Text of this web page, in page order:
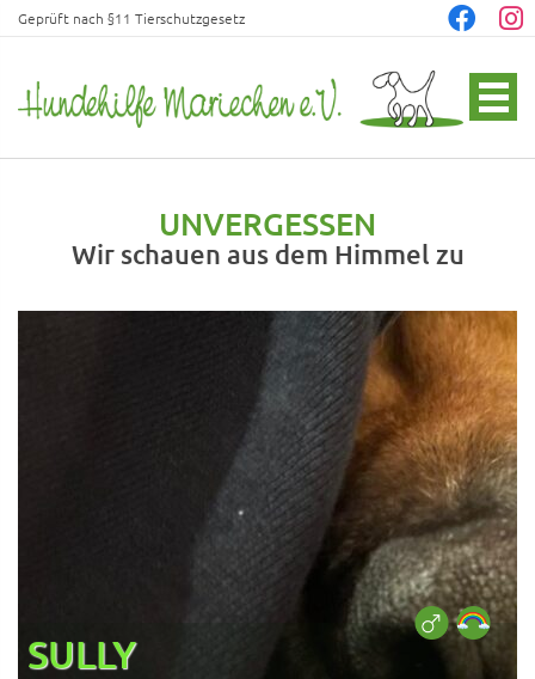
Geprüft nach §11 Tierschutzgesetz
UNVERGESSEN
Wir schauen aus dem Himmel zu
SULLY